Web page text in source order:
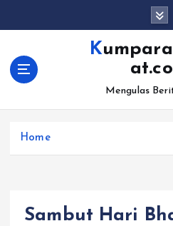
KumparanRaky
Mengulas
Home
Sambut Hari